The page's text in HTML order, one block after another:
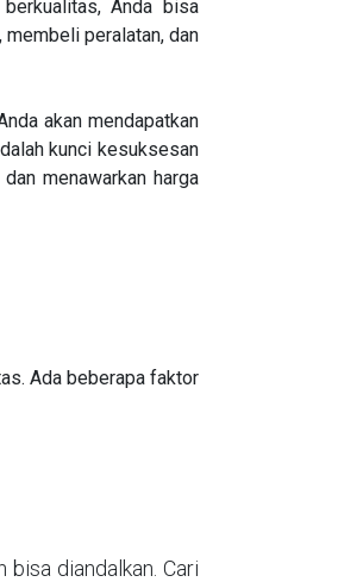
Anda bisa
peralatan, dan
akan mendapatkan
kunci kesuksesan
menawarkan harga
Ada beberapa faktor
diandalkan. Cari